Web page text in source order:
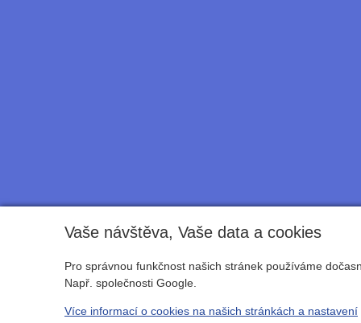
Vaše návštěva, Vaše data a cookies
Pro správnou funkčnost našich stránek používáme
Např. společnosti Google.
Více informací o cookies na našich stránkách a nastavení